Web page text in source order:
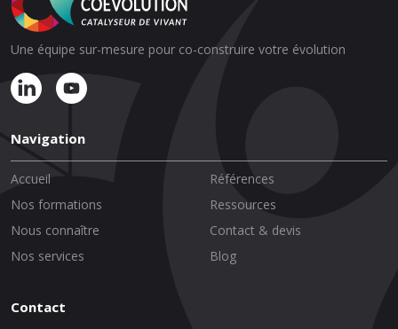
Une équipe sur-mesure pour co-construire votre évolution
Navigation
Accueil
Nos formations
Nous connaître
Nos services
Références
Ressources
Contact & devis
Blog
Contact